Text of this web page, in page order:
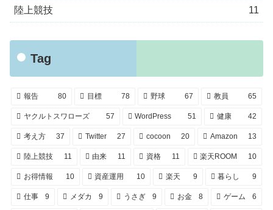
陸上競技 11
Tag
報告 80 目標 78 野球 67 教員 65
ヤクルトスワローズ 57 WordPress 51 健康 42
考え方 37 Twitter 27 cocoon 20 Amazon 13
陸上競技 11 由来 11 資格 11 楽天ROOM 10
お得情報 10 資産運用 10 楽天 9 暮らし 9
仕事 9 メダカ 9 うさぎ 9 お金 8 ゲーム 6